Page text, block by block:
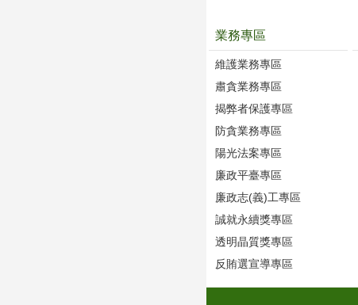
業務專區
維護業務專區
肅貪業務專區
揭弊者保護專區
防貪業務專區
陽光法案專區
廉政平臺專區
廉政志(義)工專區
誠就永續獎專區
透明晶質獎專區
反賄選宣導專區